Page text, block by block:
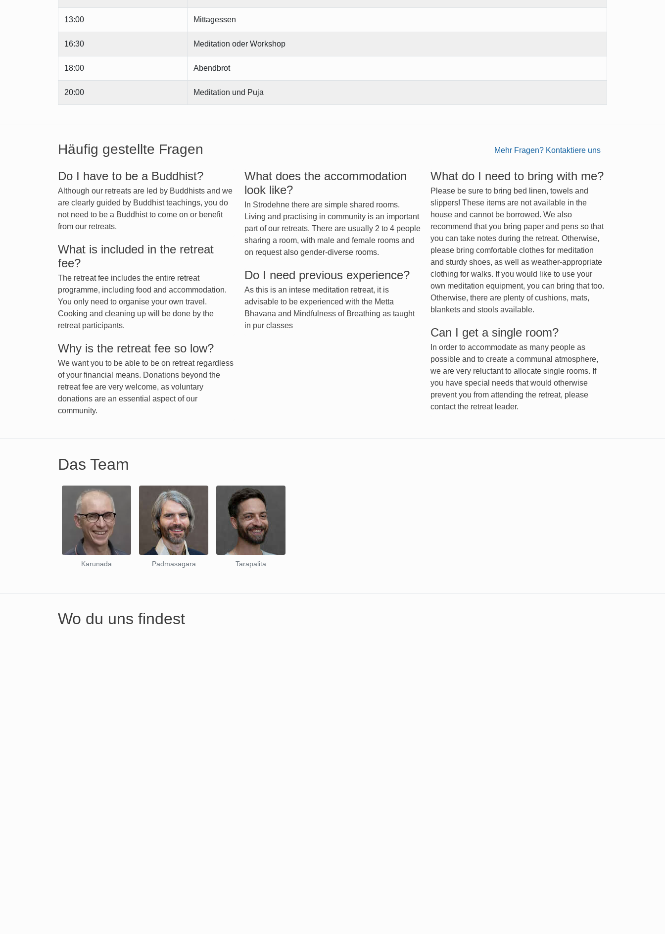
13:00 Mittagessen
16:30 Meditation oder Workshop
18:00 Abendbrot
20:00 Meditation und Puja
Mehr Fragen? Kontaktiere uns
Häufig gestellte Fragen
Do I have to be a Buddhist?
Although our retreats are led by Buddhists and we
are clearly guided by Buddhist teachings, you do
not need to be a Buddhist to come on or benefit
from our retreats.
What is included in the retreat
fee?
The retreat fee includes the entire retreat
programme, including food and accommodation.
You only need to organise your own travel.
Cooking and cleaning up will be done by the
retreat participants.
Why is the retreat fee so low?
We want you to be able to be on retreat regardless
of your financial means. Donations beyond the
retreat fee are very welcome, as voluntary
donations are an essential aspect of our
community.
What does the accommodation
look like?
In Strodehne there are simple shared rooms.
Living and practising in community is an important
part of our retreats. There are usually 2 to 4 people
sharing a room, with male and female rooms and
on request also gender-diverse rooms.
Do I need previous experience?
As this is an intese meditation retreat, it is
advisable to be experienced with the Metta
Bhavana and Mindfulness of Breathing as taught
in pur classes
What do I need to bring with me?
Please be sure to bring bed linen, towels and
slippers! These items are not available in the
house and cannot be borrowed. We also
recommend that you bring paper and pens so that
you can take notes during the retreat. Otherwise,
please bring comfortable clothes for meditation
and sturdy shoes, as well as weather-appropriate
clothing for walks. If you would like to use your
own meditation equipment, you can bring that too.
Otherwise, there are plenty of cushions, mats,
blankets and stools available.
Can I get a single room?
In order to accommodate as many people as
possible and to create a communal atmosphere,
we are very reluctant to allocate single rooms. If
you have special needs that would otherwise
prevent you from attending the retreat, please
contact the retreat leader.
Das Team
Karunada Padmasagara Tarapalita
Wo du uns findest